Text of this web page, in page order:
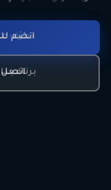
تعرّف
انضم
اتصل